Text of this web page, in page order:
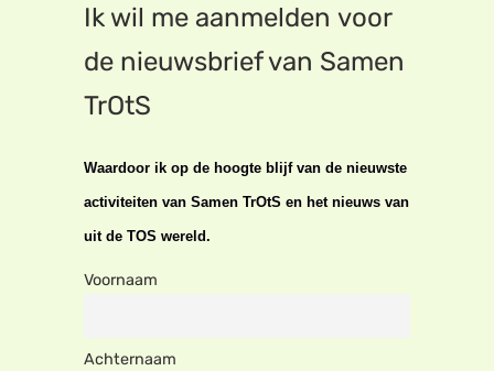
Ik wil me aanmelden voor
de nieuwsbrief van Samen
TrOtS
Waardoor ik op de hoogte blijf van de nieuwste
activiteiten van Samen TrOtS en het nieuws van
uit de TOS wereld.
Voornaam
Achternaam